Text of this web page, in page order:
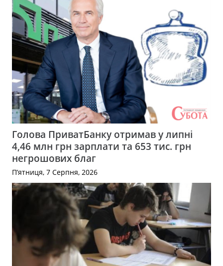
Голова ПриватБанку отримав у липні
4,46 млн грн зарплати та 653 тис. грн
негрошових благ
П’ятниця, 7 Серпня, 2026